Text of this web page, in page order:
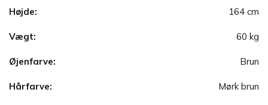
Højde: 164 cm
Vægt: 60 kg
Øjenfarve: Brun
Hårfarve: Mørk brun